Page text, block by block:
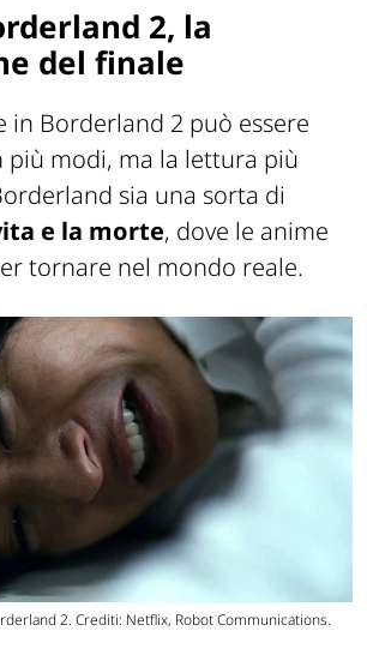
2, la
del finale
in Borderland 2 può essere
modi, ma la lettura più
sia una sorta di
e la morte, dove le anime
tornare nel mondo reale.
2. Crediti: Netflix, Robot Communications.